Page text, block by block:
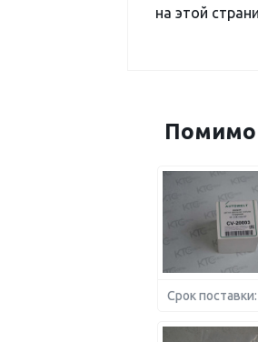
на этой
Помимо
Срок